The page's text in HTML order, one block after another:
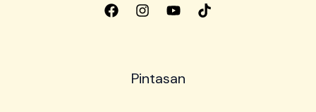
Pintasan